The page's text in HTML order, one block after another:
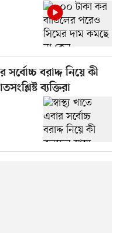
সর্বোচ্চ বরাদ্দ নিয়ে কী
ব্যক্তিরা